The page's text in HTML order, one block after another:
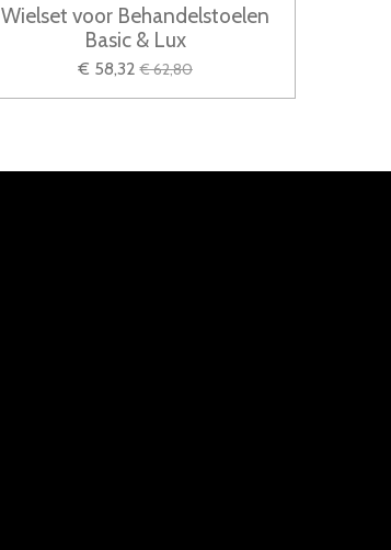
Wielset voor Behandelstoelen
Basic & Lux
€ 58,32 € 62,80